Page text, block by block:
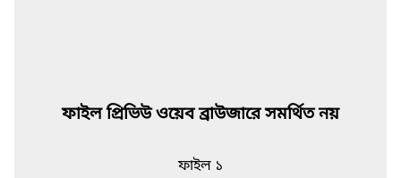
ফাইল প্রিভিউ ওয়েব ব্রাউজারে সমর্থিত নয়
ফাইল ১